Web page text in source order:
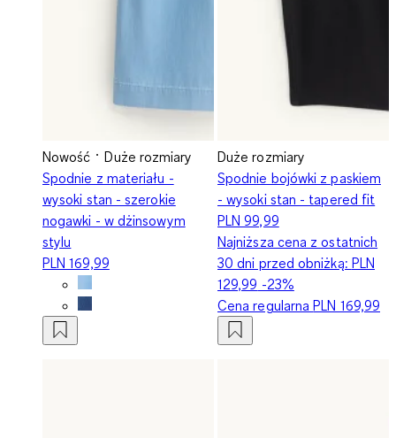
Nowość
Duże rozmiary
Spodnie z materiału -
wysoki stan - szerokie
nogawki - w dżinsowym
stylu
PLN 169,99
Duże rozmiary
Spodnie bojówki z paskiem
- wysoki stan - tapered fit
PLN 99,99
Najniższa cena z ostatnich
30 dni przed obniżką: PLN
129,99 -23%
Cena regularnaPLN 169,99